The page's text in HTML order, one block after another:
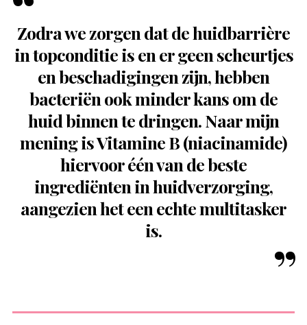
Zodra we zorgen dat de huidbarrière
in topconditie is en er geen scheurtjes
en beschadigingen zijn, hebben
bacteriën ook minder kans om de
huid binnen te dringen. Naar mijn
mening is Vitamine B (niacinamide)
hiervoor één van de beste
ingrediënten in huidverzorging,
aangezien het een echte multitasker
is.